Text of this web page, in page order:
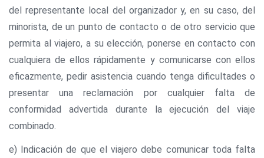
del representante local del organizador y, en su caso, del
minorista, de un punto de contacto o de otro servicio que
permita al viajero, a su elección, ponerse en contacto con
cualquiera de ellos rápidamente y comunicarse con ellos
eficazmente, pedir asistencia cuando tenga dificultades o
presentar una reclamación por cualquier falta de
conformidad advertida durante la ejecución del viaje
combinado.
e) Indicación de que el viajero debe comunicar toda falta